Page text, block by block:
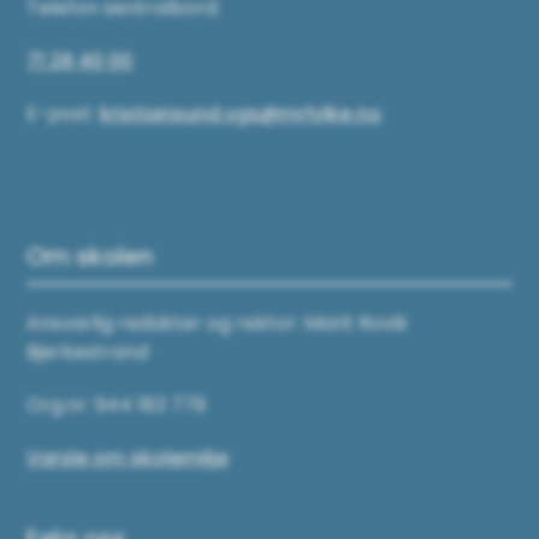
Telefon sentralbord:
71 28 40 00
E-post:kristiansund.vgs@mrfylke.no
Om skolen
Ansvarlig redaktør og rektor: Marit Rovik
Bjerkestrand
Org.nr: 944 183 779
Varsle om skolemiljø